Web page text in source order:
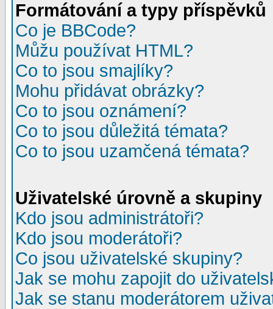
Formátování a typy příspěvků
Co je BBCode?
Můžu používat HTML?
Co to jsou smajlíky?
Mohu přidávat obrázky?
Co to jsou oznámení?
Co to jsou důležitá témata?
Co to jsou uzamčená témata?
Uživatelské úrovně a skupiny
Kdo jsou administrátoři?
Kdo jsou moderátoři?
Co jsou uživatelské skupiny?
Jak se mohu zapojit do
Jak se stanu moderátorem